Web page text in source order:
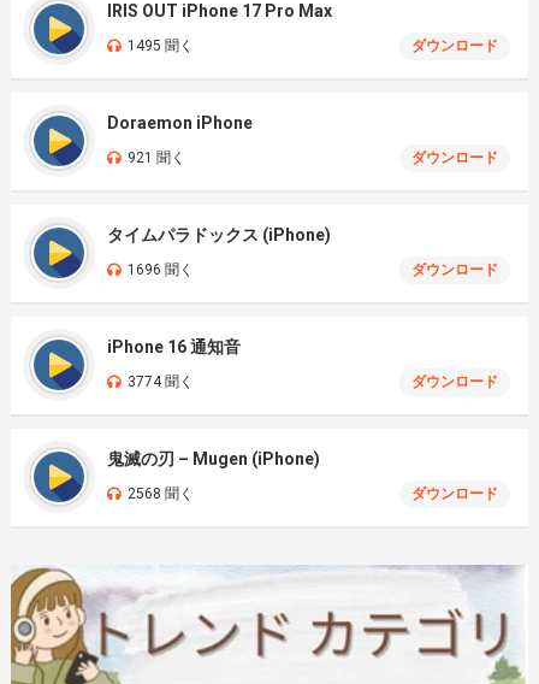
IRIS OUT iPhone 17 Pro Max
1495 聞く ダウンロード
Doraemon iPhone
921 聞く ダウンロード
タイムパラドックス (iPhone)
1696 聞く ダウンロード
iPhone 16 通知音
3774 聞く ダウンロード
鬼滅の刃 – Mugen (iPhone)
2568 聞く ダウンロード